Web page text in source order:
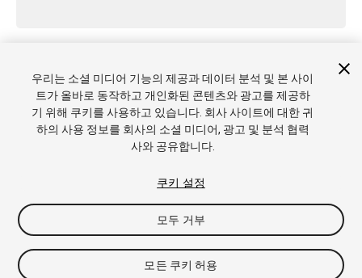
Copyright © 2017 Unity Technologies. Publication 2017.1
튜토리얼
커뮤니티 답변 기술 자료 포럼 에셋 스토어
개인정보처리방침
우리는 소셜 미디어 기능의 제공과 데이터 분석 및 본 사이
트가 올바로 동작하고 개인화된 콘텐츠와 광고를 제공하
기 위해 쿠키를 사용하고 있습니다. 회사 사이트에 대한 귀
하의 사용 정보를 회사의 소셜 미디어, 광고 및 분석 협력
사와 공유합니다.
쿠키 설정
모두 거부
모든 쿠키 허용